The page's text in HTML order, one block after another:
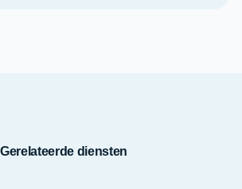
Gerelateerde diensten